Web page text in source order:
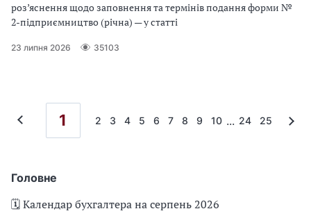
Головне
🗓️ Календар бухгалтера на серпень 2026
роз’яснення щодо заповнення та термінів подання форми №
2-підприємництво (річна) — у статті
23 липня 2026 35103
1 2 3 4 5 6 7 8 9 10 ... 24 25